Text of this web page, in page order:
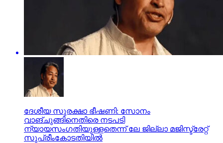
ദേശീയ സുരക്ഷാ ഭീഷണി: സോനം
വാങ്ചുങ്ങിനെതിരെ നടപടി
ന്യായസംഗതിയുള്ളതെന്ന് ലേ ജില്ലാ മജിസ്ട്രേറ്റ്
സുപ്രീംകോടതിയില്‍